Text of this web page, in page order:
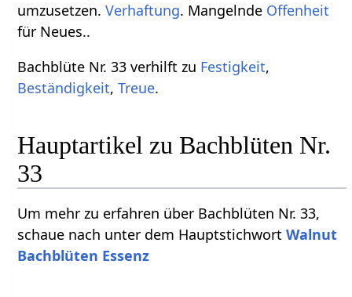
umzusetzen.Verhaftung. Mangelnde Offenheit
für Neues..
Bachblüte Nr. 33 verhilft zu Festigkeit,
Beständigkeit,Treue.
Hauptartikel zu Bachblüten Nr.
33
Um mehr zu erfahren über Bachblüten Nr. 33,
schaue nach unter dem HauptstichwortWalnut
Bachblüten Essenz